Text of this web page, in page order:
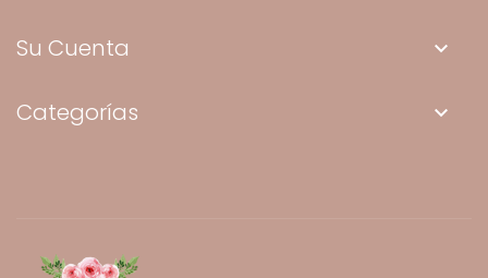
Su Cuenta keyboard_arrow_down
Categorías keyboard_arrow_down